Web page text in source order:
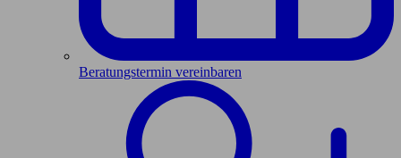
Beratungstermin vereinbaren